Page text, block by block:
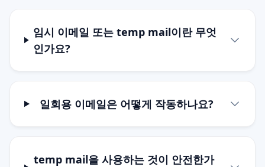
임시 이메일 또는 temp mail이란 무엇
인가요?
일회용 이메일은 어떻게 작동하나요?
temp mail을 사용하는 것이 안전한가